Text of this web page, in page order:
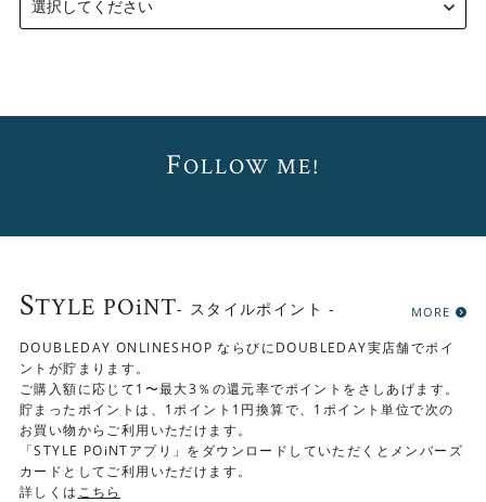
FOLLOW ME!
STYLE POiNT- スタイルポイント - MORE
DOUBLEDAY ONLINESHOP ならびにDOUBLEDAY実店舗でポイ
ントが貯まります。
ご購入額に応じて1〜最大3％の還元率でポイントをさしあげます。
貯まったポイントは、1ポイント1円換算で、1ポイント単位で次の
お買い物からご利用いただけます。
「STYLE POiNTアプリ」をダウンロードしていただくとメンバーズ
カードとしてご利用いただけます。
詳しくは こちら